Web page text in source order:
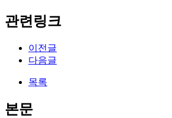
관련링크
이전글
다음글
목록
본문